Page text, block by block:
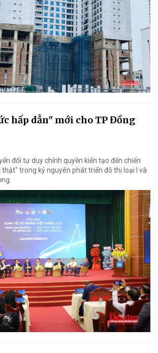
hấp dẫn" mới cho TP Đồng
đổi tư duy chính quyền kiến tạo đến chiến
thật" trong kỷ nguyên phát triển đô thị loại I và